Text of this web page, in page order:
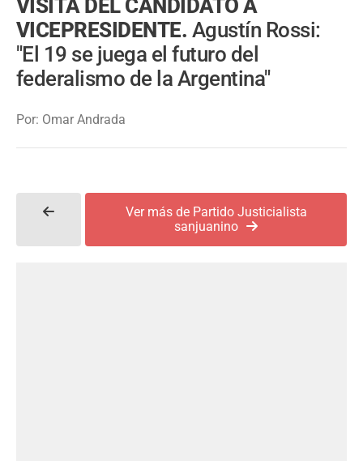
VISITA DEL CANDIDATO A
VICEPRESIDENTE. Agustín Rossi:
"El 19 se juega el futuro del
federalismo de la Argentina"
Por: Omar Andrada
Ver más de Partido Justicialista
sanjuanino